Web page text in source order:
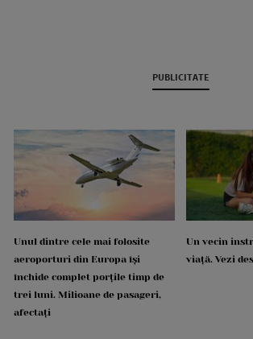
PUBLICITATE
Unul dintre cele mai folosite
aeroporturi din Europa își
închide complet porțile timp de
trei luni. Milioane de pasageri,
afectați
Un vecin
viață. Vezi